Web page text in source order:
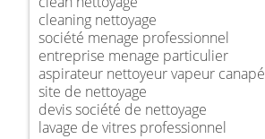
cleaning nettoyage
société menage professionnel
entreprise menage particulier
aspirateur nettoyeur vapeur canapé
site de nettoyage
devis société de nettoyage
lavage de vitres professionnel